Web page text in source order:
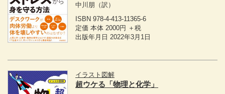
中川朋
（訳）
ISBN 978-4-413-11365-6
定価 本体 2000円 ＋税
出版年月日 2022年3月1日
イラスト図解
超ウケる「物理と化学」